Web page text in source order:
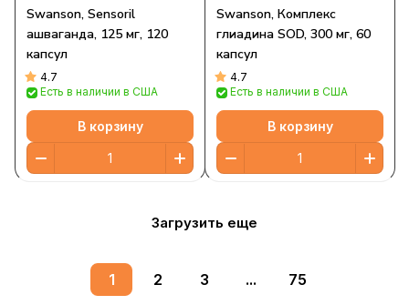
Swanson, Sensoril
ашваганда, 125 мг, 120
капсул
4.7
Есть в наличии в США
В корзину
Swanson, Комплекс
глиадина SOD, 300 мг, 60
капсул
4.7
Есть в наличии в США
В корзину
Загрузить еще
1 2 3 ... 75